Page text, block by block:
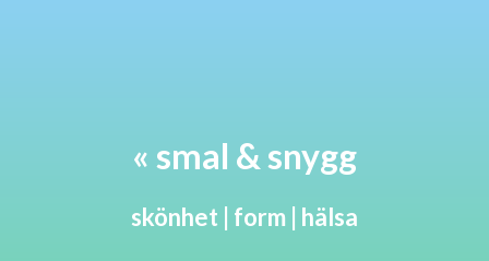
« smal & snygg
skönhet | form | hälsa